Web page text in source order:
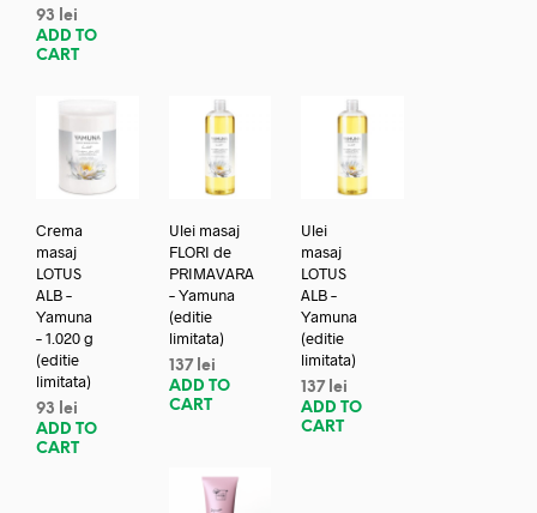
93
lei
ADD TO
CART
Crema
masaj
LOTUS
ALB –
Yamuna
– 1.020 g
(editie
limitata)
93
lei
ADD TO
CART
Ulei masaj
FLORI de
PRIMAVARA
– Yamuna
(editie
limitata)
137 lei
ADD TO
CART
Ulei
masaj
LOTUS
ALB –
Yamuna
(editie
limitata)
137 lei
ADD TO
CART